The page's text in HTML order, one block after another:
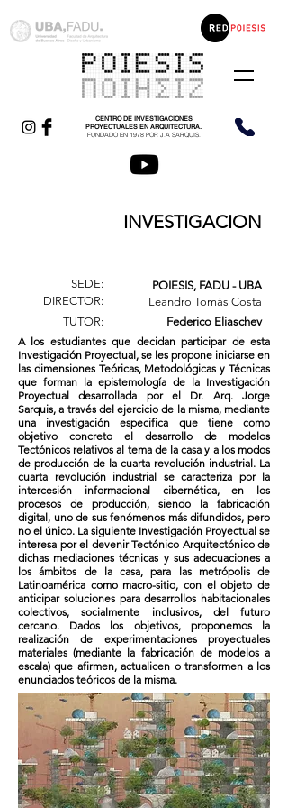
CENTRO DE INVESTIGACIONES
PROYECTUALES EN ARQUITECTURA.
FUNDADO EN 1978 POR J.A SARQUIS.
INVESTIGACION
SEDE:
DIRECTOR:
TUTOR:
POIESIS, FADU - UBA
Leandro Tomás Costa
Federico Eliaschev
A los estudiantes que decidan participar de esta
Investigación Proyectual, se les propone iniciarse en
las dimensiones Teóricas, Metodológicas y Técnicas
que forman la epistemología de la Investigación
Proyectual desarrollada por el Dr. Arq. Jorge
Sarquis, a través del ejercicio de la misma, mediante
una investigación especifica que tiene como
objetivo concreto el desarrollo de modelos
Tectónicos relativos al tema de la casa y a los modos
de producción de la cuarta revolución industrial. La
cuarta revolución industrial se caracteriza por la
intercesión informacional cibernética, en los
procesos de producción, siendo la fabricación
digital, uno de sus fenómenos más difundidos, pero
no el único. La siguiente Investigación Proyectual se
interesa por el devenir Tectónico Arquitectónico de
dichas mediaciones técnicas y sus adecuaciones a
los ámbitos de la casa, para las metrópolis de
Latinoamérica como macro-sitio, con el objeto de
anticipar soluciones para desarrollos habitacionales
colectivos, socialmente inclusivos, del futuro
cercano. Dados los objetivos, proponemos la
realización de experimentaciones proyectuales
materiales (mediante la fabricación de modelos a
escala) que afirmen, actualicen o transformen a los
enunciados teóricos de la misma.